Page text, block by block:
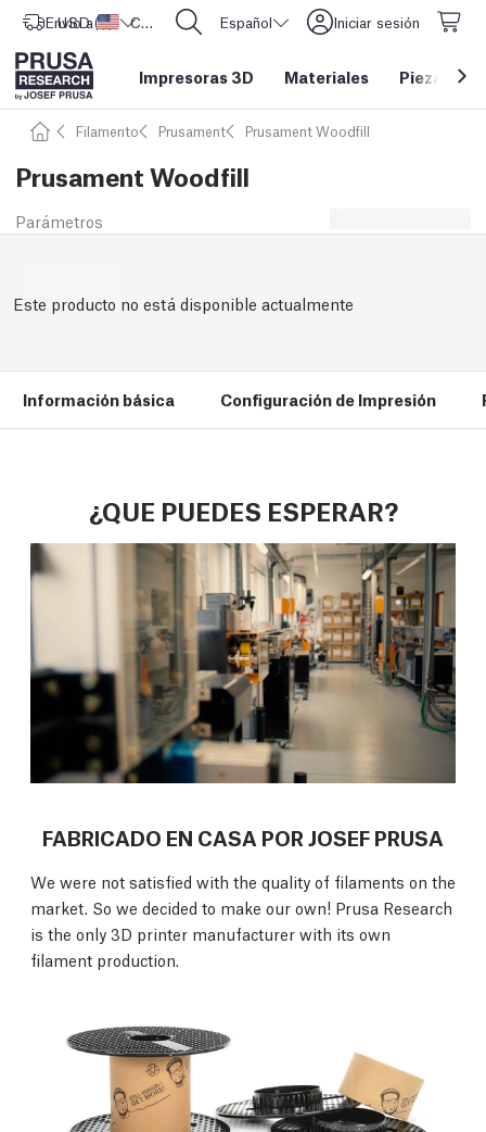
Envío a Estados Unidos
USD ($) CORE One L: ¡Ya disponible! Español Iniciar sesión
Impresoras 3D Materiales Piezas y
Filamento Prusament Prusament Woodfill
Prusament Woodfill
Parámetros
Este producto no está disponible actualmente
Información básica Configuración de Impresión
¿QUE PUEDES ESPERAR?
FABRICADO EN CASA POR JOSEF PRUSA
We were not satisfied with the quality of filaments on the
market. So we decided to make our own! Prusa Research
is the only 3D printer manufacturer with its own
filament production.